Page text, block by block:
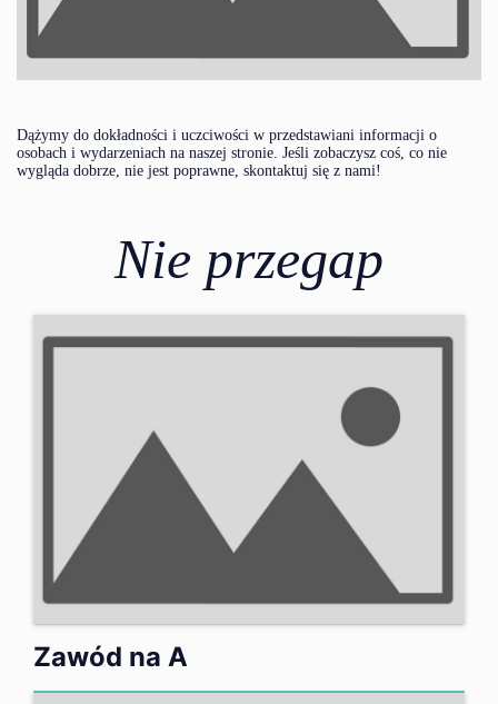
Dążymy do dokładności i uczciwości w przedstawiani informacji o
osobach i wydarzeniach na naszej stronie. Jeśli zobaczysz coś, co nie
wygląda dobrze, nie jest poprawne, skontaktuj się z nami!
Nie przegap
Zawód na A